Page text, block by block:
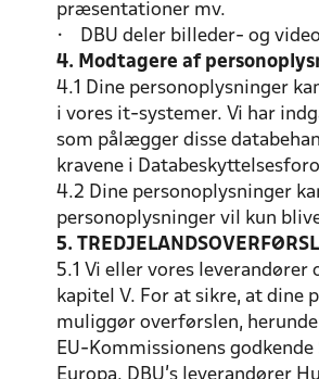
præsentationer mv.
• DBU deler billeder- og
4. Modtagere af
4.1 Dine personoplysninger
i vores it-systemer. Vi har
som pålægger disse
kravene i
4.2 Dine personoplysninger
personoplysninger vil kun
5.
5.1 Vi eller vores
kapitel V. For at sikre, at
muliggør overførslen,
EU-Kommissionens
Europa. DBU’s leverandører